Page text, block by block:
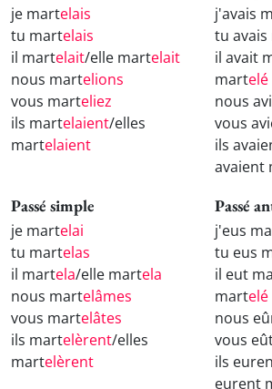
je martelais
tu martelais
il martelait/elle martelait
nous martelions
vous marteliez
ils martelaient/elles
martelaient
j'avais
tu
il avait
martelé
nous
vous
ils
avaient
Passé simple
je martelai
tu martelas
il martela/elle martela
nous martelâmes
vous martelâtes
ils martelèrent/elles
martelèrent
Passé
j'eus
tu eus
il eut
martelé
nous
vous
ils
eurent